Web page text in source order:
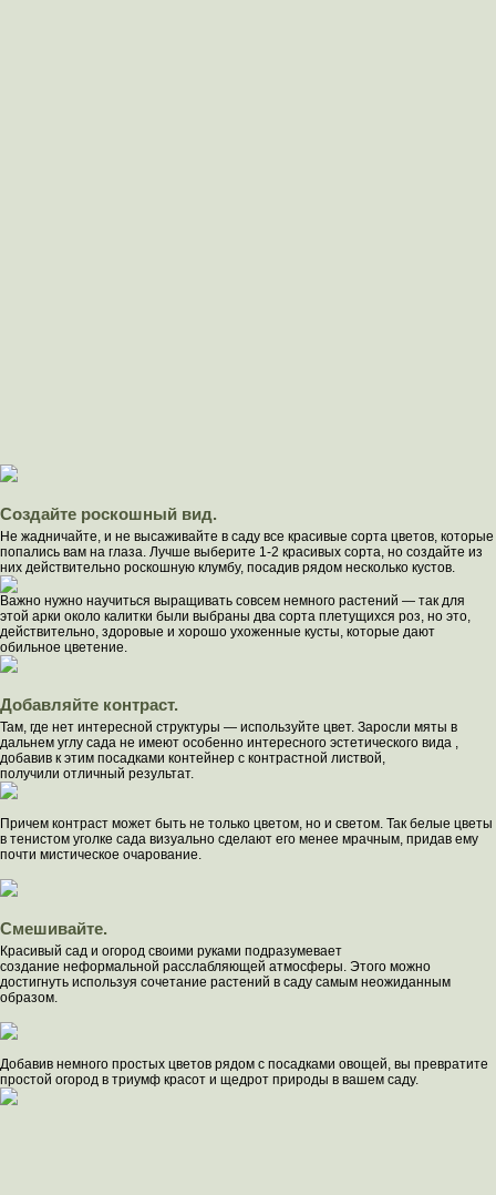
Создайте роскошный вид.
Не жадничайте, и не высаживайте в саду все красивые сорта цветов, которые
попались вам на глаза. Лучше выберите 1-2 красивых сорта, но создайте из
них действительно роскошную клумбу, посадив рядом несколько кустов.
Важно нужно научиться выращивать совсем немного растений — так для
этой арки около калитки были выбраны два сорта плетущихся роз, но это,
действительно, здоровые и хорошо ухоженные кусты, которые дают
обильное цветение.
Добавляйте контраст.
Там, где нет интересной структуры — используйте цвет. Заросли мяты в
дальнем углу сада не имеют особенно интересного эстетического вида ,
добавив к этим посадками контейнер с контрастной листвой,
получили отличный результат.
Причем контраст может быть не только цветом, но и светом. Так белые цветы
в тенистом уголке сада визуально сделают его менее мрачным, придав ему
почти мистическое очарование.
Смешивайте.
Красивый сад и огород своими руками подразумевает
создание неформальной расслабляющей атмосферы. Этого можно
достигнуть используя сочетание растений в саду самым неожиданным
образом.
Добавив немного простых цветов рядом с посадками овощей, вы превратите
простой огород в триумф красот и щедрот природы в вашем саду.